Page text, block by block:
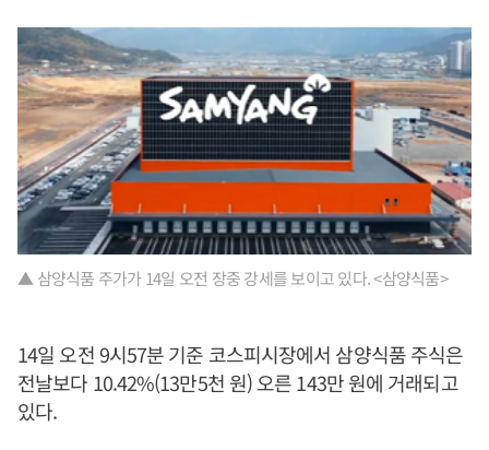
▲ 삼양식품 주가가 14일 오전 장중 강세를 보이고 있다. <삼양식품>
14일 오전 9시57분 기준 코스피시장에서 삼양식품 주식은
전날보다 10.42%(13만5천 원) 오른 143만 원에 거래되고
있다.